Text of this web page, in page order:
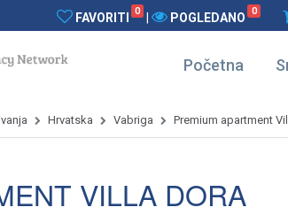
FAVORITI 0 POGLEDANO 0
Početna
Hrvatska Vabriga Premium apartment
VILLA DORA